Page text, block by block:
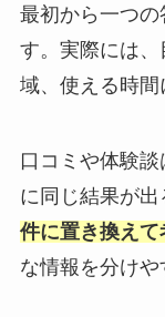
最初から一つ
す。実際には
域、使える時間
口コミや体験
に同じ結果が出
件に置き換えて
な情報を分けや